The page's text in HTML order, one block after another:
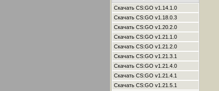
Скачать CS:GO v1.14.1.0
Скачать CS:GO v1.18.0.3
Скачать CS:GO v1.20.2.0
Скачать CS:GO v1.21.1.0
Скачать CS:GO v1.21.2.0
Скачать CS:GO v1.21.3.1
Скачать CS:GO v1.21.4.0
Скачать CS:GO v1.21.4.1
Скачать CS:GO v1.21.5.1